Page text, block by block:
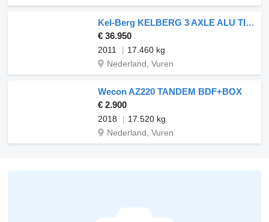
Kel-Berg KELBERG 3 AXLE ALU TIPPER ALU TIPPER COMBI
€ 36.950
2011
17.460 kg
Nederland, Vuren
Wecon AZ220 TANDEM BDF+BOX
€ 2.900
2018
17.520 kg
Nederland, Vuren